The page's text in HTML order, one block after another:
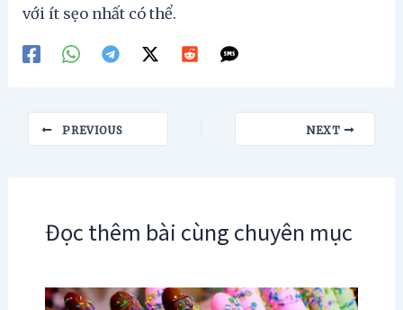
với ít sẹo nhất có thể.
navigation
PREVIOUS NEXT
Đọc thêm bài cùng chuyên mục